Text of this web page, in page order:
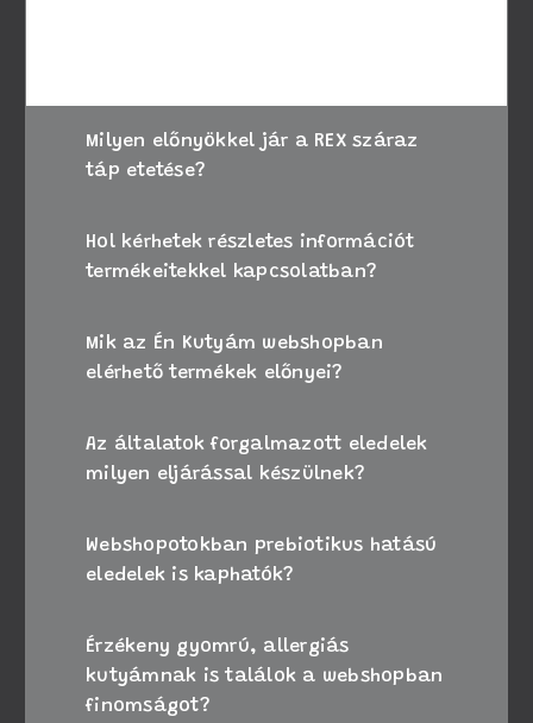
Milyen előnyökkel jár a REX száraz
táp etetése?
Hol kérhetek részletes információt
termékeitekkel kapcsolatban?
Mik az Én Kutyám webshopban
elérhető termékek előnyei?
Az általatok forgalmazott eledelek
milyen eljárással készülnek?
Webshopotokban prebiotikus hatású
eledelek is kaphatók?
Érzékeny gyomrú, allergiás
kutyámnak is találok a webshopban
finomságot?